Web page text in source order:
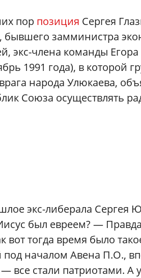
пор позиция Сергея
замминистра
экс-члена команды
1991 года), в которой
народа Улюкаева,
Союза осуществлять
экс-либерала Сергея
был евреем? —
вот тогда время было
началом Авена П.О.,
все стали патриотами. А